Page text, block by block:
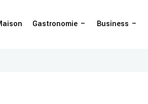
Gastronomie Business